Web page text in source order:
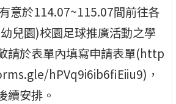
意於114.07~115.07間前往各
兒園)校園足球推廣活動之學
請於表單內填寫申請表單(http
hPVq9i6ib6fiEiiu9)，
續安排。